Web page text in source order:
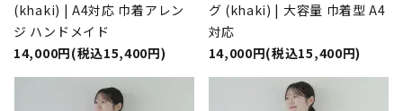
(khaki) | A4対応 巾着アレン
ジ ハンドメイド
14,000円(税込15,400円)
グ (khaki) | 大容量 巾着型 A4
対応
14,000円(税込15,400円)